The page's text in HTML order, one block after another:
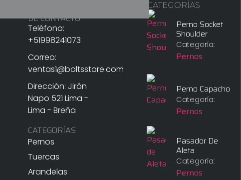
DE CONTACTO
Teléfono:
+51998241073
Correo:
ventas1@boltsstore.com
Dirección: Jirón
Napo 521 Lima -
Lima - Breña
CATEGORÍAS
Pernos
Tuercas
Arandelas
CATEGORÍAS
Perno Socket
Shoulder
Categoría:
Pernos
Perno Capacho
Categoría:
Pernos
Pasador De
Aleta
Categoría:
Pernos